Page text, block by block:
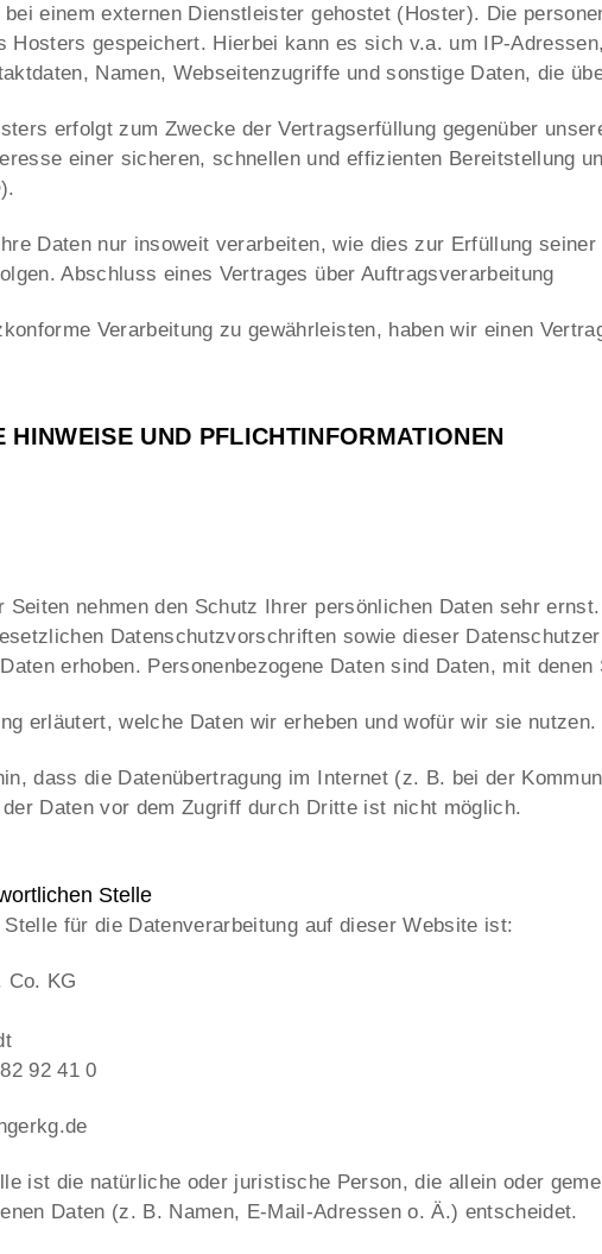
einem externen Dienstleister gehostet (Hoster). Die
Hosters gespeichert. Hierbei kann es sich v.a. um IP-
Namen, Webseitenzugriffe und sonstige Daten, die
erfolgt zum Zwecke der Vertragserfüllung gegenüber
einer sicheren, schnellen und effizienten Bereitstellung
Daten nur insoweit verarbeiten, wie dies zur Erfüllung
Abschluss eines Vertrages über Auftragsverarbeitung
Verarbeitung zu gewährleisten, haben wir einen
HINWEISE UND PFLICHTINFORMATIONEN
Seiten nehmen den Schutz Ihrer persönlichen Daten sehr
Datenschutzvorschriften sowie dieser
erhoben. Personenbezogene Daten sind Daten, mit
erläutert, welche Daten wir erheben und wofür wir sie
dass die Datenübertragung im Internet (z. B. bei der
Daten vor dem Zugriff durch Dritte ist nicht möglich.
Stelle
für die Datenverarbeitung auf dieser Website ist:
Co. KG
92 41 0
ist die natürliche oder juristische Person, die allein oder
Daten (z. B. Namen, E-Mail-Adressen o. Ä.) entscheidet.